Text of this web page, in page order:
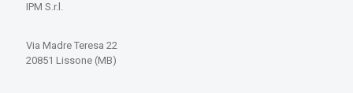
IPM S.r.l.
Via Madre Teresa 22
20851 Lissone (MB)